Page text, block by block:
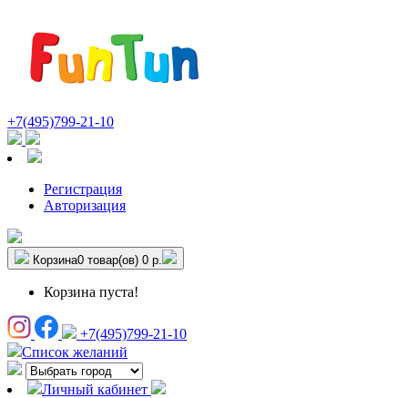
+7(495)799-21-10
Регистрация
Авторизация
Корзина0 товар(ов) 0 р.
Корзина пуста!
+7(495)799-21-10
Список желаний
Личный кабинет